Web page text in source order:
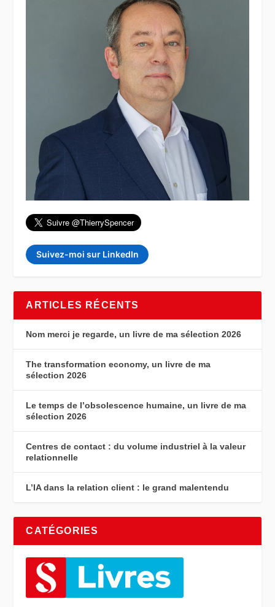
Suivez-moi sur LinkedIn
ARTICLES RÉCENTS
Nom merci je regarde, un livre de ma sélection 2026
The transformation economy, un livre de ma
sélection 2026
Le temps de l’obsolescence humaine, un livre de ma
sélection 2026
Centres de contact : du volume industriel à la valeur
relationnelle
L’IA dans la relation client : le grand malentendu
CATÉGORIES